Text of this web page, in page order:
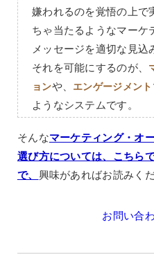
嫌われるのを覚悟の上で
ちゃ当たるようなマーケ
メッセージを適切な見込
それを可能にするのが、
ョンや、 エンゲージメン
ようなシステムです。
そんなマーケティング・オ
選び方については、こちら
で、 興味があればお読みくだ
お問い合